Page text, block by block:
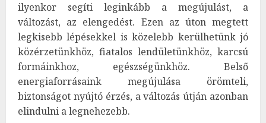
ilyenkor segíti leginkább a megújulást, a
változást, az elengedést. Ezen az úton megtett
legkisebb lépésekkel is közelebb kerülhetünk jó
közérzetünkhöz, fiatalos lendületünkhöz, karcsú
formáinkhoz, egészségünkhöz. Belső
energiaforrásaink megújulása örömteli,
biztonságot nyújtó érzés, a változás útján azonban
elindulni a legnehezebb.